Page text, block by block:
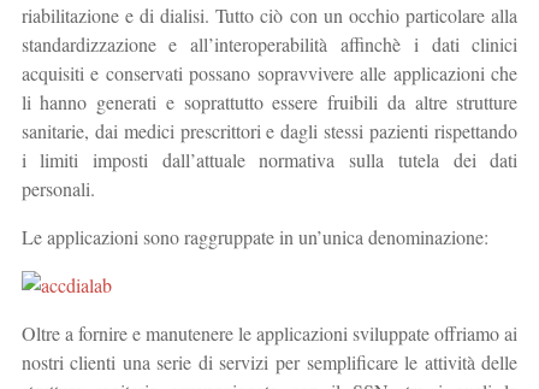
riabilitazione e di dialisi. Tutto ciò con un occhio particolare alla
standardizzazione e all’interoperabilità affinchè i dati clinici
acquisiti e conservati possano sopravvivere alle applicazioni che
li hanno generati e soprattutto essere fruibili da altre strutture
sanitarie, dai medici prescrittori e dagli stessi pazienti rispettando
i limiti imposti dall’attuale normativa sulla tutela dei dati
personali.
Le applicazioni sono raggruppate in un’unica denominazione:
Oltre a fornire e manutenere le applicazioni sviluppate offriamo ai
nostri clienti una serie di servizi per semplificare le attività delle